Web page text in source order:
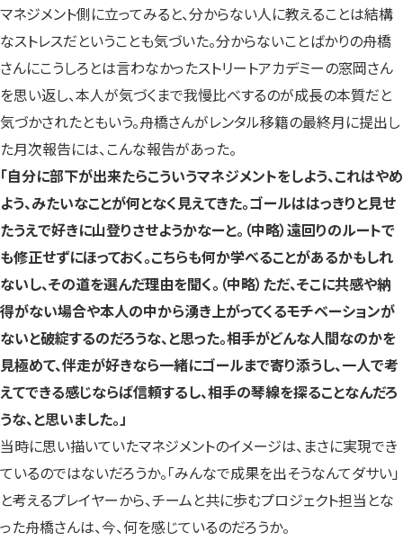
マネジメント側に立ってみると、分からない人に教えることは結構
なストレスだということも気づいた。分からないことばかりの舟橋
さんにこうしろとは言わなかったストリートアカデミーの窓岡さん
を思い返し、本人が気づくまで我慢比べするのが成長の本質だと
気づかされたともいう。舟橋さんがレンタル移籍の最終月に提出し
た月次報告には、こんな報告があった。
「自分に部下が出来たらこういうマネジメントをしよう、これはやめ
よう、みたいなことが何となく見えてきた。ゴールははっきりと見せ
たうえで好きに山登りさせようかなーと。（中略）遠回りのルートで
も修正せずにほっておく。こちらも何か学べることがあるかもしれ
ないし、その道を選んだ理由を聞く。（中略）ただ、そこに共感や納
得がない場合や本人の中から湧き上がってくるモチベーションが
ないと破綻するのだろうな、と思った。相手がどんな人間なのかを
見極めて、伴走が好きなら一緒にゴールまで寄り添うし、一人で考
えてできる感じならば信頼するし、相手の琴線を探ることなんだろ
うな、と思いました。」
当時に思い描いていたマネジメントのイメージは、まさに実現でき
ているのではないだろうか。「みんなで成果を出そうなんてダサい」
と考えるプレイヤーから、チームと共に歩むプロジェクト担当とな
った舟橋さんは、今、何を感じているのだろうか。